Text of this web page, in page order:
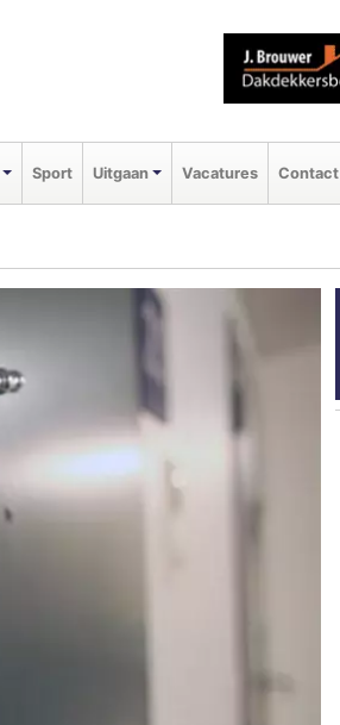
Sport Uitgaan Vacatures Contact